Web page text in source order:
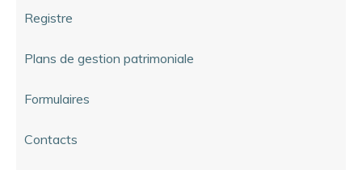
Registre
Plans de gestion patrimoniale
Formulaires
Contacts